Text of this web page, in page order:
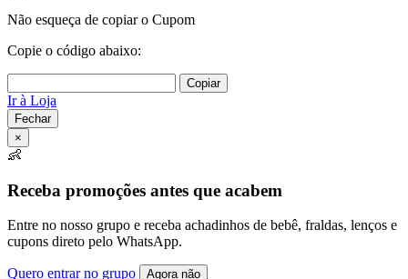
Não esqueça de copiar o Cupom
Copie o código abaixo:
Copiar
Ir à Loja
Fechar
×
👶
Receba promoções antes que acabem
Entre no nosso grupo e receba achadinhos de bebê, fraldas, lenços e
cupons direto pelo WhatsApp.
Quero entrar no grupo Agora não